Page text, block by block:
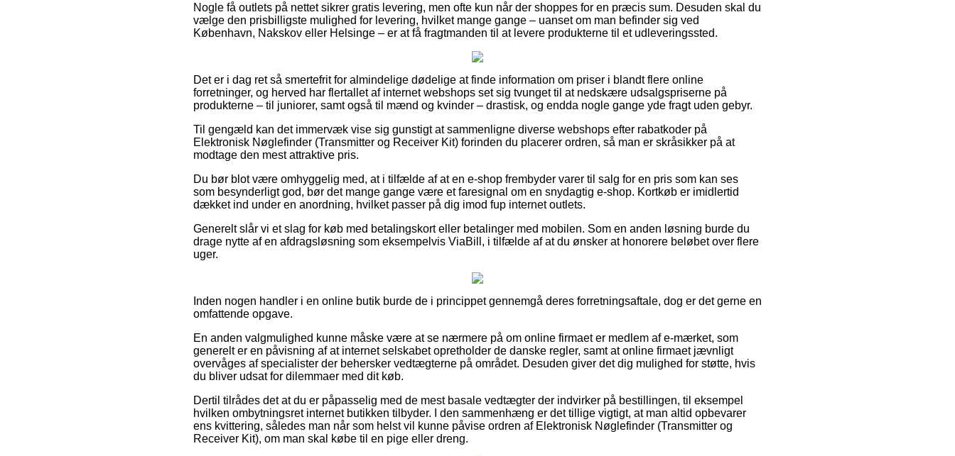
Nogle få outlets på nettet sikrer gratis levering, men ofte kun når der shoppes for en præcis sum. Desuden skal du
vælge den prisbilligste mulighed for levering, hvilket mange gange – uanset om man befinder sig ved
København, Nakskov eller Helsinge – er at få fragtmanden til at levere produkterne til et udleveringssted.
Det er i dag ret så smertefrit for almindelige dødelige at finde information om priser i blandt flere online
forretninger, og herved har flertallet af internet webshops set sig tvunget til at nedskære udsalgspriserne på
produkterne – til juniorer, samt også til mænd og kvinder – drastisk, og endda nogle gange yde fragt uden gebyr.
Til gengæld kan det immervæk vise sig gunstigt at sammenligne diverse webshops efter rabatkoder på
Elektronisk Nøglefinder (Transmitter og Receiver Kit) forinden du placerer ordren, så man er skråsikker på at
modtage den mest attraktive pris.
Du bør blot være omhyggelig med, at i tilfælde af at en e-shop frembyder varer til salg for en pris som kan ses
som besynderligt god, bør det mange gange være et faresignal om en snydagtig e-shop. Kortkøb er imidlertid
dækket ind under en anordning, hvilket passer på dig imod fup internet outlets.
Generelt slår vi et slag for køb med betalingskort eller betalinger med mobilen. Som en anden løsning burde du
drage nytte af en afdragsløsning som eksempelvis ViaBill, i tilfælde af at du ønsker at honorere beløbet over flere
uger.
Inden nogen handler i en online butik burde de i princippet gennemgå deres forretningsaftale, dog er det gerne en
omfattende opgave.
En anden valgmulighed kunne måske være at se nærmere på om online firmaet er medlem af e-mærket, som
generelt er en påvisning af at internet selskabet opretholder de danske regler, samt at online firmaet jævnligt
overvåges af specialister der behersker vedtægterne på området. Desuden giver det dig mulighed for støtte, hvis
du bliver udsat for dilemmaer med dit køb.
Dertil tilrådes det at du er påpasselig med de mest basale vedtægter der indvirker på bestillingen, til eksempel
hvilken ombytningsret internet butikken tilbyder. I den sammenhæng er det tillige vigtigt, at man altid opbevarer
ens kvittering, således man når som helst vil kunne påvise ordren af Elektronisk Nøglefinder (Transmitter og
Receiver Kit), om man skal købe til en pige eller dreng.